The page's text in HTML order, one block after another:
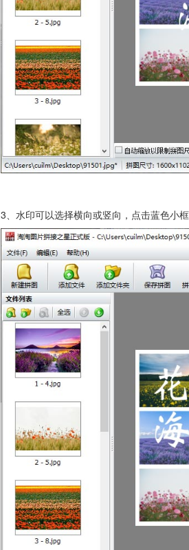
3、水印可以选择横向或竖向，点击蓝色小